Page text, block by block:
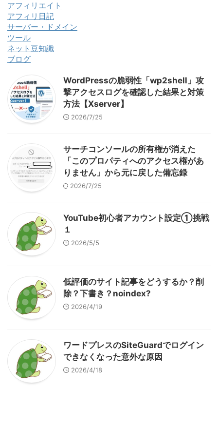
アフィリエイト
アフィリ日記
サーバー・ドメイン
ツール
ネット豆知識
ブログ
WordPressの脆弱性「wp2shell」攻
撃アクセスログを確認した結果と対策
方法【Xserver】
2026/7/25
サーチコンソールの所有権が消えた
「このプロパティへのアクセス権があ
りません」から元に戻した備忘録
2026/7/25
YouTube初心者アカウント設定①挑戦
１
2026/5/5
低評価のサイト記事をどうするか？削
除？下書き？noindex?
2026/4/19
ワードプレスのSiteGuardでログイン
できなくなった意外な原因
2026/4/18